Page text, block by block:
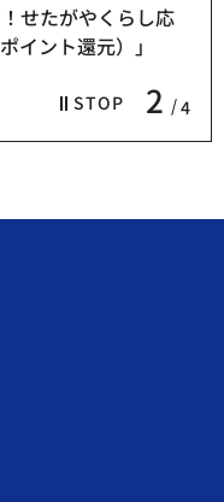
STOP 2 4
せたがやくらし応
イント還元）」